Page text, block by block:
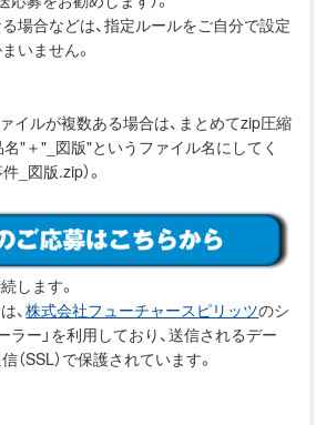
場合などは、指定ルールをご自分で設定
いません。
イルが複数ある場合は、まとめてzip圧縮
名"＋"_図版"というファイル名にしてく
_図版.zip）。
します。
、株式会社フューチャースピリッツのシ
ラー」を利用しており、送信されるデー
（SSL）で保護されています。